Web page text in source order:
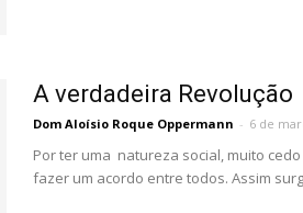
A verdadeira Revolução
Dom Aloísio Roque Oppermann - 6 de
Por ter uma natureza social, muito
fazer um acordo entre todos. Assim